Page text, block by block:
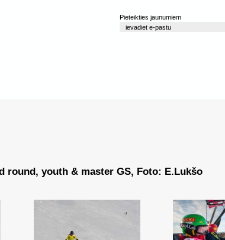
Pieteikties jaunumiem
round, youth & master GS, Foto: E.Lukšo